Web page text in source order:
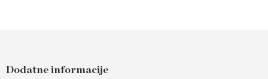
Ime i prezime
Dodatne informacije